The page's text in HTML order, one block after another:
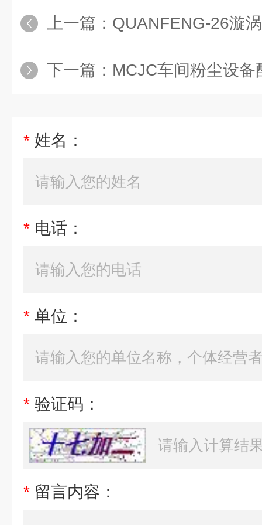
上一篇： QUANFENG-26漩
下一篇： MCJC车间粉尘设备
* 姓名：
* 电话：
* 单位：
* 验证码：
* 留言内容：